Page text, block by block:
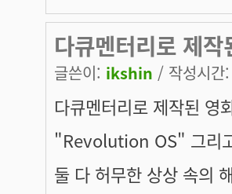
다큐멘터리로 제작
글쓴이: ikshin / 작성시
다큐멘터리로 제작된 영
"Revolution OS" 그리
둘 다 허무한 상상 속의